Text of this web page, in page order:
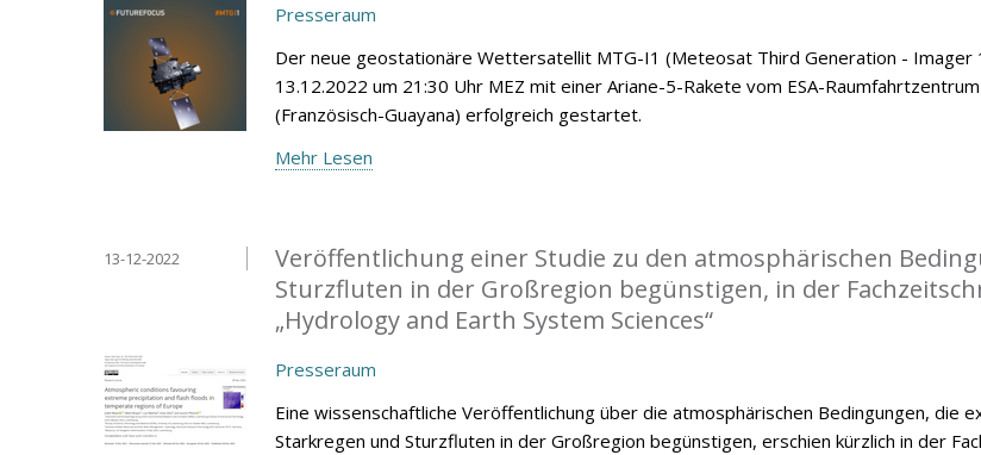
Presseraum
Der neue geostationäre Wettersatellit MTG-I1 (Meteosat Third Generation - Imager
13.12.2022 um 21:30 Uhr MEZ mit einer Ariane-5-Rakete vom ESA-
(Französisch-Guayana) erfolgreich gestartet.
Mehr Lesen
Veröffentlichung einer Studie zu den atmosphärischen
Sturzfluten in der Großregion begünstigen, in der
„Hydrology and Earth System Sciences“
13-12-2022
Presseraum
Eine wissenschaftliche Veröffentlichung über die atmosphärischen Bedingungen, die
Starkregen und Sturzfluten in der Großregion begünstigen, erschien kürzlich in der